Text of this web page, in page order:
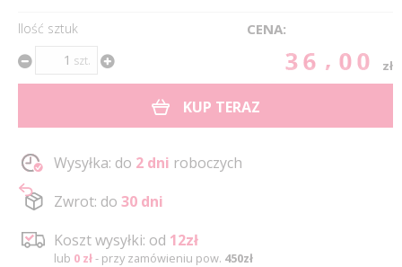
Ilość sztuk
szt.
CENA:
36.00 zł
KUP TERAZ
Wysyłka: do 2 dni roboczych
Zwrot: do 30 dni
Koszt wysyłki: od 12zł
lub 0 zł- przy zamówieniu pow. 450zł